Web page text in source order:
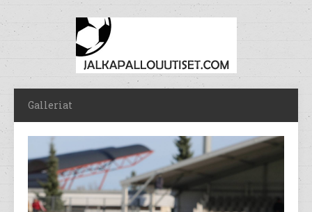
Galleriat